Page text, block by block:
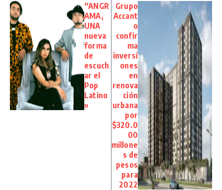
“ANGR
AMA,
UNA
nueva
forma
de
escuch
ar el
Pop
Latino
»
Grupo
Accant
o
confir
ma
inversi
ones
en
renova
ción
urbana
por
$320.0
00
millone
s de
pesos
para
2022